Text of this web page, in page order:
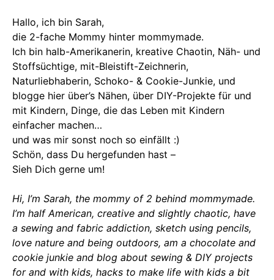
Hallo, ich bin Sarah,
die 2-fache Mommy hinter mommymade.
Ich bin halb-Amerikanerin, kreative Chaotin, Näh- und
Stoffsüchtige, mit-Bleistift-Zeichnerin,
Naturliebhaberin, Schoko- & Cookie-Junkie, und
blogge hier über’s Nähen, über DIY-Projekte für und
mit Kindern, Dinge, die das Leben mit Kindern
einfacher machen…
und was mir sonst noch so einfällt :)
Schön, dass Du hergefunden hast –
Sieh Dich gerne um!
Hi, I’m Sarah, the mommy of 2 behind mommymade.
I’m half American, creative and slightly chaotic, have
a sewing and fabric addiction, sketch using pencils,
love nature and being outdoors, am a chocolate and
cookie junkie and blog about sewing & DIY projects
for and with kids, hacks to make life with kids a bit